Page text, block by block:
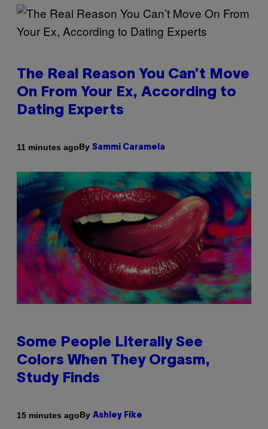
The Real Reason You Can’t Move
On From Your Ex, According to
Dating Experts
11 minutes agoBy Sammi Caramela
Some People Literally See
Colors When They Orgasm,
Study Finds
15 minutes agoBy Ashley Fike